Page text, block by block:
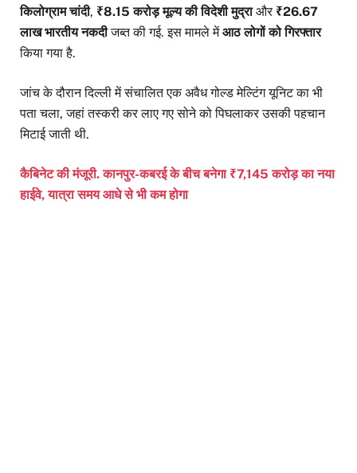
किलोग्राम चांदी, ₹8.15 करोड़ मूल्य की विदेशी मुद्राऔर ₹26.67
लाख भारतीय नकदीजब्त की गई. इस मामले मेंआठ लोगों को गिरफ्तार
किया गया है.
जांच के दौरान दिल्ली में संचालित एक अवैध गोल्ड मेल्टिंग यूनिट का भी
पता चला, जहां तस्करी कर लाए गए सोने को पिघलाकर उसकी पहचान
मिटाई जाती थी.
कैबिनेट की मंजूरी. कानपुर-कबरई के बीच बनेगा ₹7,145 करोड़ का नया
हाईवे, यात्रा समय आधे से भी कम होगा